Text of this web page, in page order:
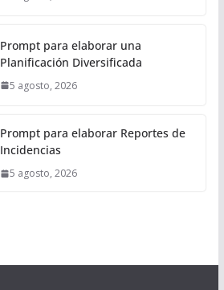
Prompt para elaborar una
Planificación Diversificada
5 agosto, 2026
Prompt para elaborar Reportes de
Incidencias
5 agosto, 2026